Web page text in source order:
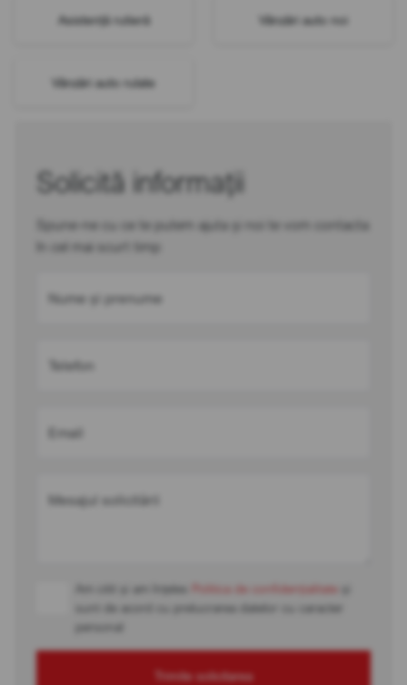
Asistență rutieră Vânzări auto noi
Vânzări auto rulate
Solicită informații
Spune-ne cu ce te putem ajuta și noi te vom contacta
în cel mai scurt timp
Nume și prenume
Telefon
Email
Mesajul solicitării
Am citit și am înțeles Politica de confidențialitate
sunt de acord cu prelucrarea datelor cu caracter
personal
Trimite solicitarea